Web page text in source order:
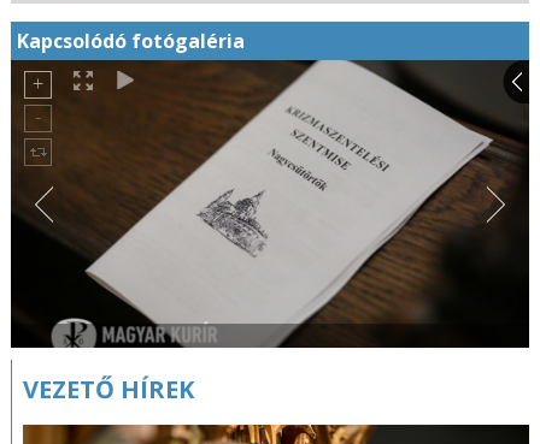
Kapcsolódó fotógaléria
VEZETŐ HÍREK